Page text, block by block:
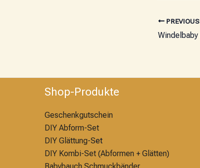
PREVIOUS
Shop-Produkte
Geschenkgutschein
DIY Abform-Set
DIY Glättung-Set
DIY Kombi-Set (Abformen + Glätten)